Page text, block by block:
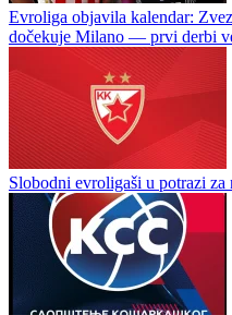
Košarka / Međunarodna košarka
Igokea na Superkupu VTB lige